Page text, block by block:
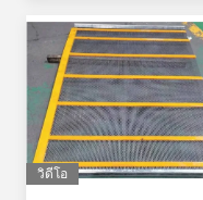
วิดีโอ